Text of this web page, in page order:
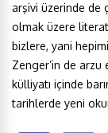
arşivi üzerinde de
olmak üzere
bizlere, yani
Zenger’in de arzu
külliyatı içinde
tarihlerde yeni